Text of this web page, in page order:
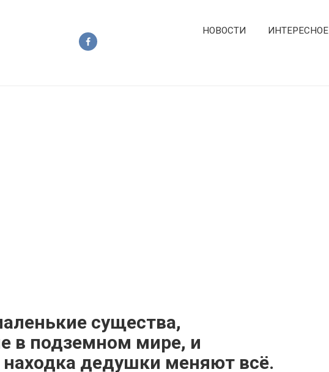
НОВОСТИ ИНТЕРЕСНОЕ
существа,
в подземном мире, и
дедушки меняют всё.